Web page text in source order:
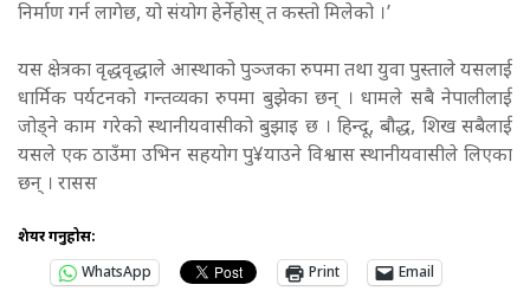
निर्माण गर्न लागेछ, यो संयोग हेर्नेहोस् त कस्तो मिलेको ।’
यस क्षेत्रका वृद्धवृद्धाले आस्थाको पुञ्जका रुपमा तथा युवा पुस्ताले यसलाई
धार्मिक पर्यटनको गन्तव्यका रुपमा बुझेका छन् । धामले सबै नेपालीलाई
जोड्ने काम गरेको स्थानीयवासीको बुझाइ छ । हिन्दू, बौद्ध, शिख सबैलाई
यसले एक ठाउँमा उभिन सहयोग पु¥याउने विश्वास स्थानीयवासीले लिएका
छन् । रासस
शेयर गर्नुहोस:
WhatsApp
Print Email